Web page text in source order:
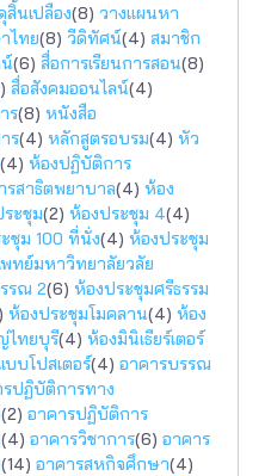
สิ้นเปลือง(8) วางแผนหา
ไทย(8) วีดิทัศน์(4) สมาชิก
(6) สื่อการเรียนการสอน(8)
สื่อสังคมออนไลน์(4)
ร(8) หนังสือ
ร(4) หลักสูตรอบรม(4) หัว
(4) ห้องปฏิบัติการ
สาธิตพยาบาล(4) ห้อง
ะชุม(2) ห้องประชุม 4(4)
ชุม 100 ที่นั่ง(4) ห้องประชุม
ทย์มหาวิทยาลัยวลัย
รณ 2(6) ห้องประชุมศรีธรรม
ห้องประชุมโมคลาน(4) ห้อง
ไทยบุรี(4) ห้องมินิเธียร์เตอร์
บบโปสเตอร์(4) อาคารบรรณ
ปฏิบัติการทาง
(2) อาคารปฏิบัติการ
(4) อาคารวิชาการ(6) อาคาร
(14) อาคารสหกิจศึกษา(4)